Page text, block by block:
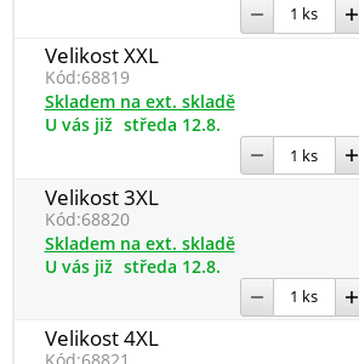
Velikost XXL
Kód:68819
Skladem na ext. skladě
U vás již středa 12.8.
Velikost 3XL
Kód:68820
Skladem na ext. skladě
U vás již středa 12.8.
Velikost 4XL